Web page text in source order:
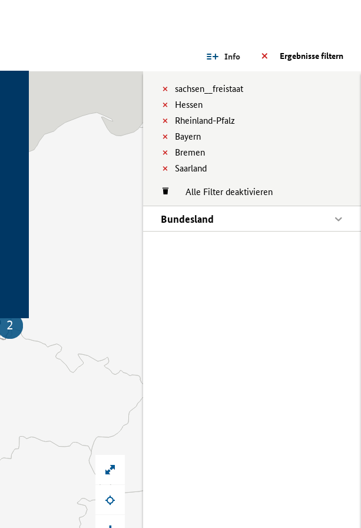
Ergebnisse filtern
Info
sachsen__freistaat
Hessen
Rheinland-Pfalz
Bayern
Bremen
Saarland
Alle Filter deaktivieren
Bundesland